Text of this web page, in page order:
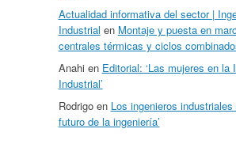
Actualidad informativa del sector |
Industrial en Montaje y puesta en
centrales térmicas y ciclos
Anahi en Editorial: ‘Las mujeres en la
Industrial’
Rodrigoen Los ingenieros industriales
futuro de la ingeniería’